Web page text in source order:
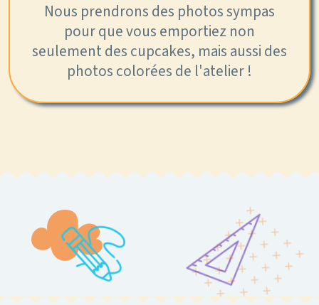
Nous prendrons des photos sympas
pour que vous emportiez non
seulement des cupcakes, mais aussi des
photos colorées de l'atelier !